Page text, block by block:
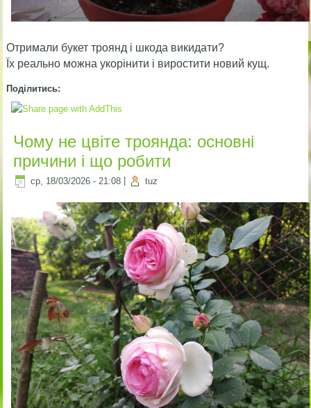
Отримали букет троянд і шкода викидати?
Їх реально можна укорінити і виростити новий кущ.
Поділитись:
Чому не цвіте троянда: основні
причини і що робити
ср, 18/03/2026 - 21:08 tuz